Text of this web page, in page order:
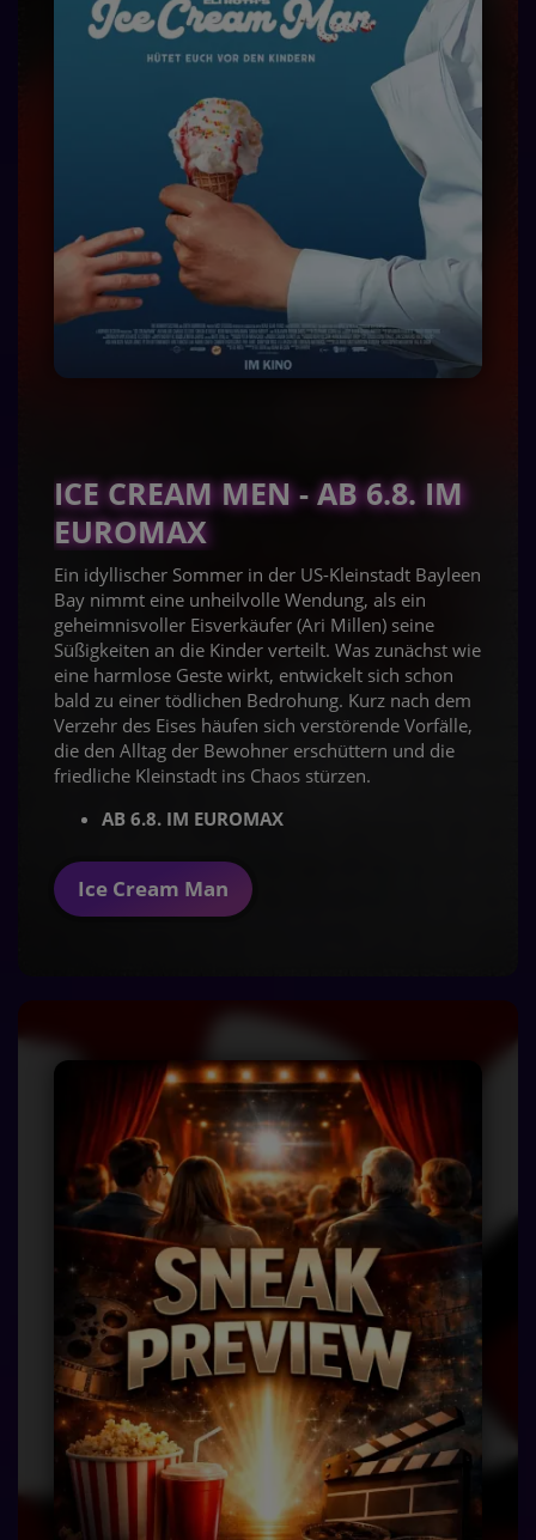
ICE CREAM MEN - AB 6.8. IM
EUROMAX
Ein idyllischer Sommer in der US-Kleinstadt Bayleen
Bay nimmt eine unheilvolle Wendung, als ein
geheimnisvoller Eisverkäufer (Ari Millen) seine
Süßigkeiten an die Kinder verteilt. Was zunächst wie
eine harmlose Geste wirkt, entwickelt sich schon
bald zu einer tödlichen Bedrohung. Kurz nach dem
Verzehr des Eises häufen sich verstörende Vorfälle,
die den Alltag der Bewohner erschüttern und die
friedliche Kleinstadt ins Chaos stürzen.
AB 6.8. IM EUROMAX
Ice Cream Man